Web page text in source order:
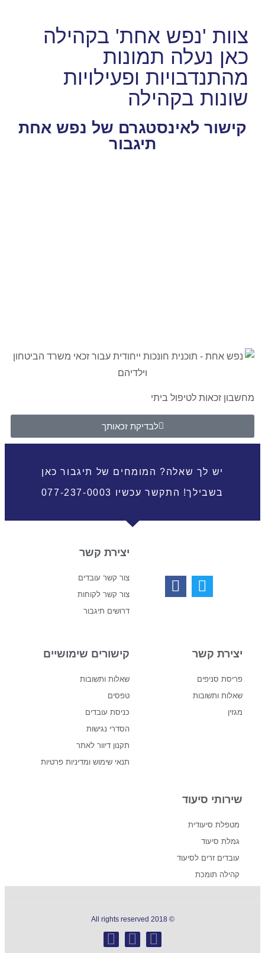
צוות 'נפש אחת' בקהילה
כאן נעלה תמונות
מהתנדבויות ופעילויות
שונות בקהילה
קישור לאינסטגרם של נפש אחת
תיגבור
מחשבון זכאות לטיפול ביתי
לבדיקת זכאותך
יש לך שאלה? המומחים של תיגבור כאן
בשבילך! התקשר עכשיו 077-237-0003
יצירת קשר
צור קשר עובדים
צור קשר לקוחות
דרושים תיגבור
יצירת קשר
פריסת סניפים
שאלות ותשובות
מגזין
קישורים שימושיים
שאלות ותשובות
טפסים
כניסת עובדים
הסדרי נגישות
תקנון דיוור לאתר
תנאי שימוש ומדיניות פרטיות
שירותי סיעוד
מטפלת סיעודית
גמלת סיעוד
עובדים זרים לסיעוד
קהילה תומכת
© 2018 All rights reserved